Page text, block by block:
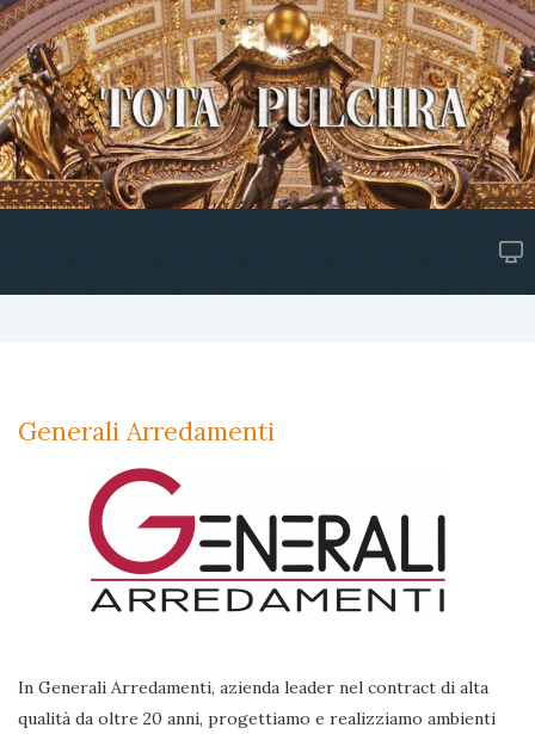
Generali Arredamenti
In Generali Arredamenti, azienda leader nel contract di alta
qualità da oltre 20 anni, progettiamo e realizziamo ambienti